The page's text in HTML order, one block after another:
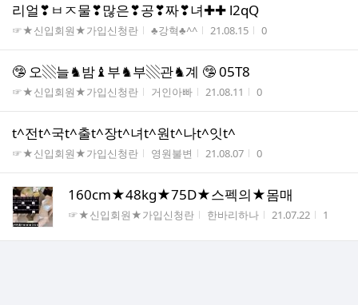
리얼❣ㅂㅈ물❣많은❣공❣짜❣녀✚✚ l2qQ
게시판명
☞★신입회원★가입신청란 작성자
♣강혁♣^^ 작성시간
21.08.15 조회수
0
🤥 오▧늘♞밤♝부♞부▧관♞계 🤥 05T8
게시판명
☞★신입회원★가입신청란 작성자
거인아빠 작성시간
21.08.11 조회수
0
t^전t^국t^출t^장t^녀t^원t^나t^잇t^
게시판명
☞★신입회원★가입신청란 작성자
영원불변 작성시간
21.08.07 조회수
0
160cm★48kg★75D★스펙의★몸매
게시판명
☞★신입회원★가입신청란 작성자
한바리하나 작성시간
21.07.22 조회수
1